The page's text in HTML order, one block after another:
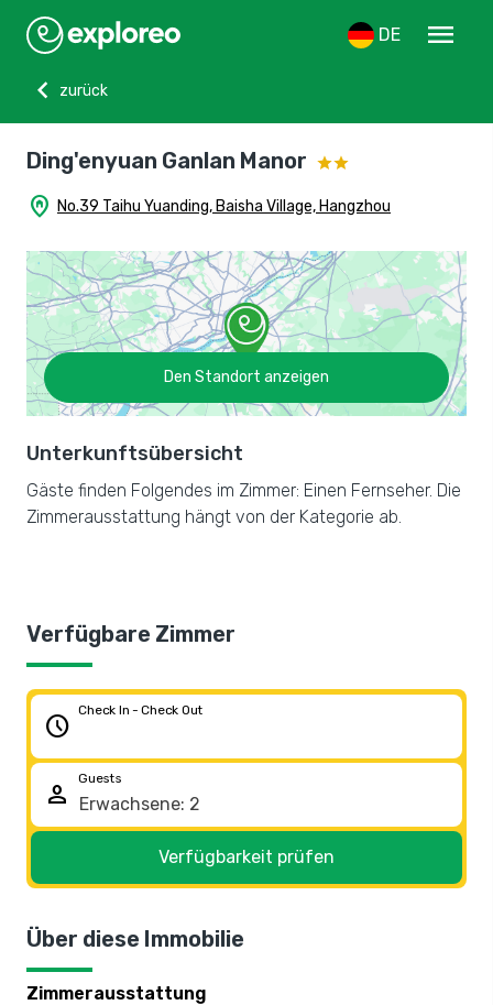
DE
menu
chevron_left
zurück
Ding'enyuan Ganlan Manor
home_pin No.39 Taihu Yuanding, Baisha Village, Hangzhou
Den Standort anzeigen
Unterkunftsübersicht
Gäste finden Folgendes im Zimmer: Einen Fernseher. Die
Zimmerausstattung hängt von der Kategorie ab.
Verfügbare Zimmer
schedule
Check In - Check Out
person
Guests
Verfügbarkeit prüfen
Über diese Immobilie
Zimmerausstattung